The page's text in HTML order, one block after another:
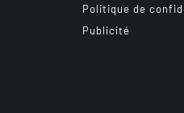
Politique de
Publicité